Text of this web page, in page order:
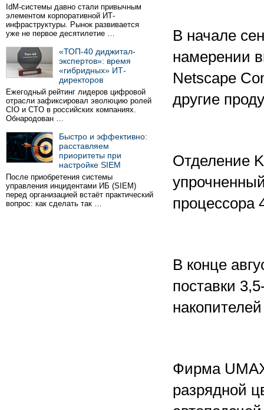
IdM-системы давно стали привычным
элементом корпоративной ИТ-
инфраструктуры. Рынок развивается
уже не первое десятилетие …
«ТОП-40 диджитал-
экспертов»: время
«гибридных» ИТ-
директоров
Ежегодный рейтинг лидеров цифровой
отрасли зафиксировал эволюцию ролей
CIO и CTO в российских компаниях.
Обнародован …
Быстро и эффективно:
расставляем
приоритеты при
настройке SIEM
После приобретения системы
управления инцидентами ИБ (SIEM)
перед организацией встаёт практический
вопрос: как сделать так …
В начале
намерении
Netscape
другие
Отделение
процессора
В конце
поставки
Фирма
разрядной